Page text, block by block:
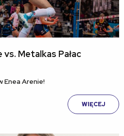
Metalkas Pałac
Enea Arenie!
WIĘCEJ